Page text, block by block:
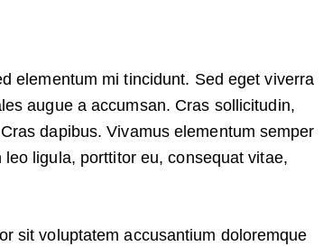
elementum mi tincidunt. Sed eget viverra
augue a accumsan. Cras sollicitudin,
dapibus. Vivamus elementum semper
ligula, porttitor eu, consequat vitae,
sit voluptatem accusantium doloremque